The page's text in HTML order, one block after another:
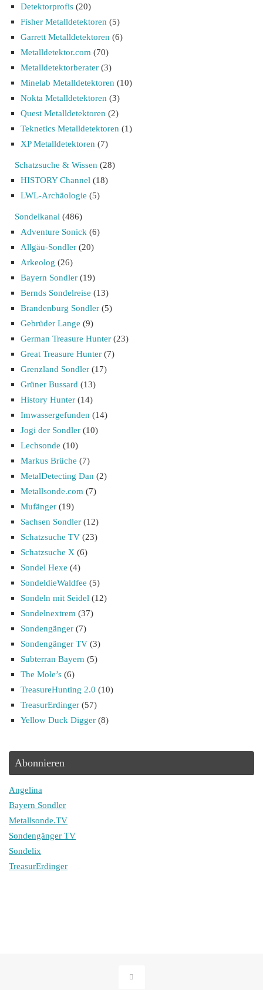
Detektorprofis (20)
Fisher Metalldetektoren (5)
Garrett Metalldetektoren (6)
Metalldetektor.com (70)
Metalldetektorberater (3)
Minelab Metalldetektoren (10)
Nokta Metalldetektoren (3)
Quest Metalldetektoren (2)
Teknetics Metalldetektoren (1)
XP Metalldetektoren (7)
Schatzsuche & Wissen (28)
HISTORY Channel (18)
LWL-Archäologie (5)
Sondelkanal (486)
Adventure Sonick (6)
Allgäu-Sondler (20)
Arkeolog (26)
Bayern Sondler (19)
Bernds Sondelreise (13)
Brandenburg Sondler (5)
Gebrüder Lange (9)
German Treasure Hunter (23)
Great Treasure Hunter (7)
Grenzland Sondler (17)
Grüner Bussard (13)
History Hunter (14)
Imwassergefunden (14)
Jogi der Sondler (10)
Lechsonde (10)
Markus Brüche (7)
MetalDetecting Dan (2)
Metallsonde.com (7)
Mufänger (19)
Sachsen Sondler (12)
Schatzsuche TV (23)
Schatzsuche X (6)
Sondel Hexe (4)
SondeldieWaldfee (5)
Sondeln mit Seidel (12)
Sondelnextrem (37)
Sondengänger (7)
Sondengänger TV (3)
Subterran Bayern (5)
The Mole’s (6)
TreasureHunting 2.0 (10)
TreasurErdinger (57)
Yellow Duck Digger (8)
Abonnieren
Angelina
Bayern Sondler
Metallsonde.TV
Sondengänger TV
Sondelix
TreasurErdinger